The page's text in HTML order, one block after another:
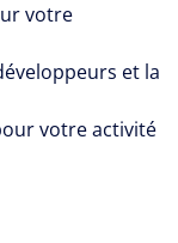
votre
et la
votre activité